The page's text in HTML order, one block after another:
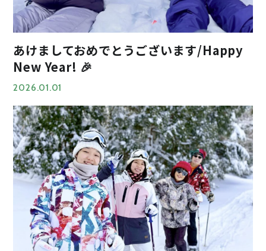
あけましておめでとうございます/Happy
New Year! 🎉
2026.01.01